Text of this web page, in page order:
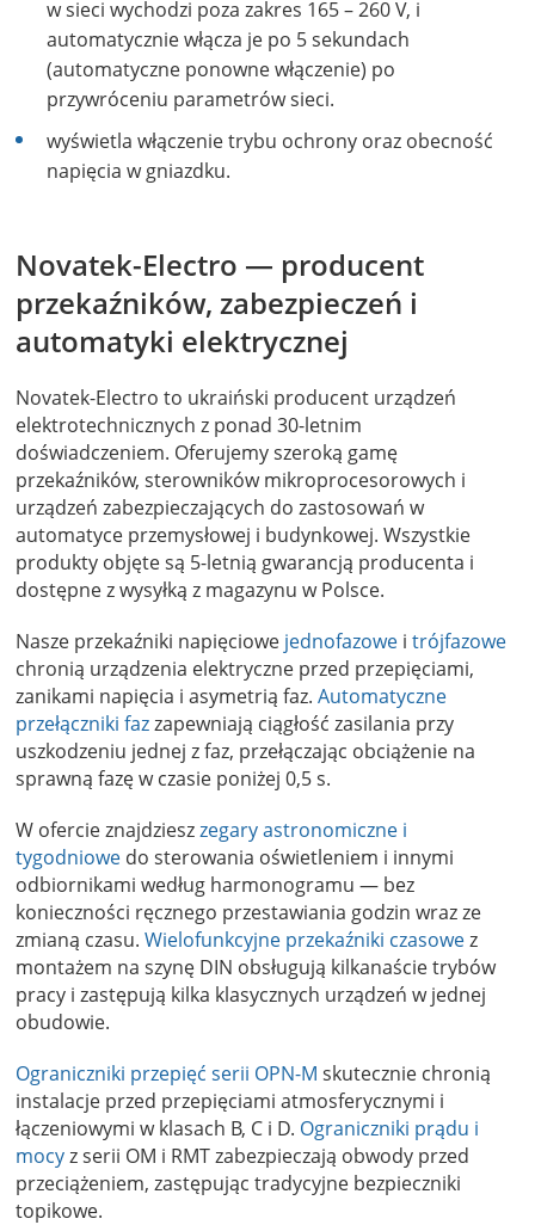
w sieci wychodzi poza zakres 165 – 260 V, i
automatycznie włącza je po 5 sekundach
(automatyczne ponowne włączenie) po
przywróceniu parametrów sieci.
wyświetla włączenie trybu ochrony oraz obecność
napięcia w gniazdku.
Novatek-Electro — producent
przekaźników, zabezpieczeń i
automatyki elektrycznej
Novatek-Electro to ukraiński producent urządzeń
elektrotechnicznych z ponad 30-letnim
doświadczeniem. Oferujemy szeroką gamę
przekaźników, sterowników mikroprocesorowych i
urządzeń zabezpieczających do zastosowań w
automatyce przemysłowej i budynkowej. Wszystkie
produkty objęte są 5-letnią gwarancją producenta i
dostępne z wysyłką z magazynu w Polsce.
Nasze przekaźniki napięciowe jednofazowe i trójfazowe
chronią urządzenia elektryczne przed przepięciami,
zanikami napięcia i asymetrią faz. Automatyczne
przełączniki fazzapewniają ciągłość zasilania przy
uszkodzeniu jednej z faz, przełączając obciążenie na
sprawną fazę w czasie poniżej 0,5 s.
W ofercie znajdzieszzegary astronomiczne i
tygodniowe do sterowania oświetleniem i innymi
odbiornikami według harmonogramu — bez
konieczności ręcznego przestawiania godzin wraz ze
zmianą czasu. Wielofunkcyjne przekaźniki czasowez
montażem na szynę DIN obsługują kilkanaście trybów
pracy i zastępują kilka klasycznych urządzeń w jednej
obudowie.
Ograniczniki przepięć serii OPN-M skutecznie chronią
instalacje przed przepięciami atmosferycznymi i
łączeniowymi w klasach B, C i D. Ograniczniki prądu i
mocyz serii OM i RMT zabezpieczają obwody przed
przeciążeniem, zastępując tradycyjne bezpieczniki
topikowe.